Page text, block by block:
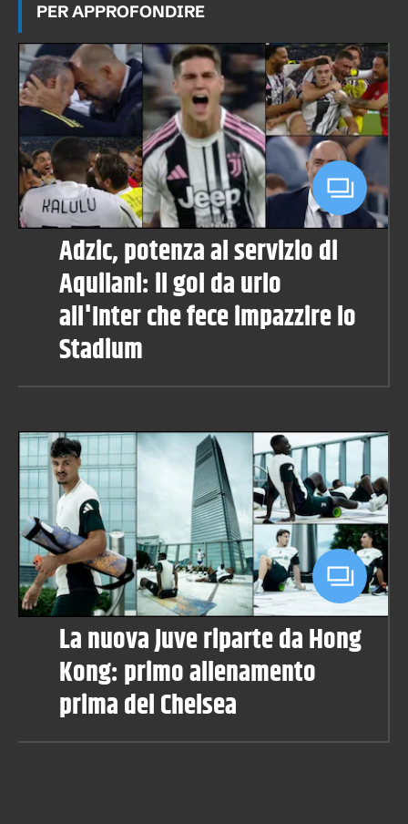
PER APPROFONDIRE
Adzic, potenza al servizio di
Aquilani: il gol da urlo
all'Inter che fece impazzire lo
Stadium
La nuova Juve riparte da Hong
Kong: primo allenamento
prima del Chelsea